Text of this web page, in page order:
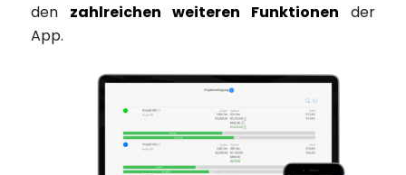
den zahlreichen weiteren Funktionen der
App.